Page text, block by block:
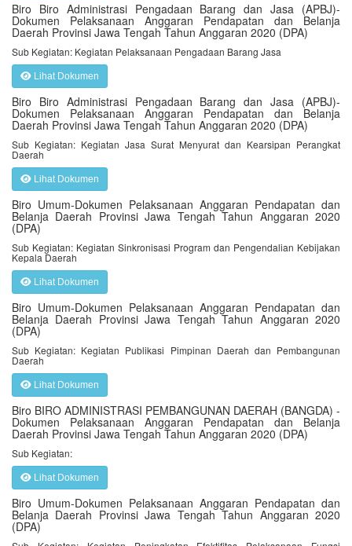
Biro Biro Administrasi Pengadaan Barang dan Jasa (APBJ)-
Dokumen Pelaksanaan Anggaran Pendapatan dan Belanja
Daerah Provinsi Jawa Tengah Tahun Anggaran 2020 (DPA)
Sub Kegiatan: Kegiatan Pelaksanaan Pengadaan Barang Jasa
Lihat Dokumen
Biro Biro Administrasi Pengadaan Barang dan Jasa (APBJ)-
Dokumen Pelaksanaan Anggaran Pendapatan dan Belanja
Daerah Provinsi Jawa Tengah Tahun Anggaran 2020 (DPA)
Sub Kegiatan: Kegiatan Jasa Surat Menyurat dan Kearsipan Perangkat
Daerah
Lihat Dokumen
Biro Umum-Dokumen Pelaksanaan Anggaran Pendapatan dan
Belanja Daerah Provinsi Jawa Tengah Tahun Anggaran 2020
(DPA)
Sub Kegiatan: Kegiatan Sinkronisasi Program dan Pengendalian Kebijakan
Kepala Daerah
Lihat Dokumen
Biro Umum-Dokumen Pelaksanaan Anggaran Pendapatan dan
Belanja Daerah Provinsi Jawa Tengah Tahun Anggaran 2020
(DPA)
Sub Kegiatan: Kegiatan Publikasi Pimpinan Daerah dan Pembangunan
Daerah
Lihat Dokumen
Biro BIRO ADMINISTRASI PEMBANGUNAN DAERAH (BANGDA) -
Dokumen Pelaksanaan Anggaran Pendapatan dan Belanja
Daerah Provinsi Jawa Tengah Tahun Anggaran 2020 (DPA)
Sub Kegiatan:
Lihat Dokumen
Biro Umum-Dokumen Pelaksanaan Anggaran Pendapatan dan
Belanja Daerah Provinsi Jawa Tengah Tahun Anggaran 2020
(DPA)